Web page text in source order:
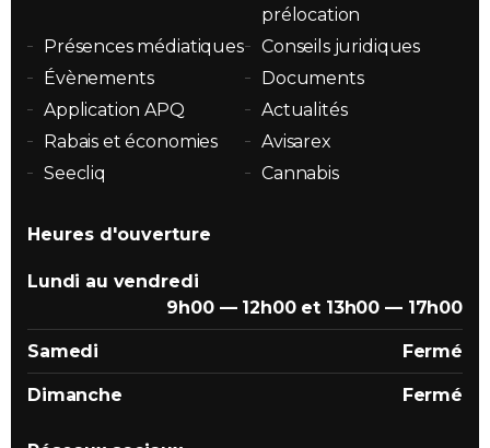
prélocation
Présences médiatiques
Conseils juridiques
Évènements
Documents
Application APQ
Actualités
Rabais et économies
Avisarex
Seecliq
Cannabis
Heures d'ouverture
Lundi au vendredi
9h00 — 12h00 et 13h00 — 17h00
Samedi Fermé
Dimanche Fermé